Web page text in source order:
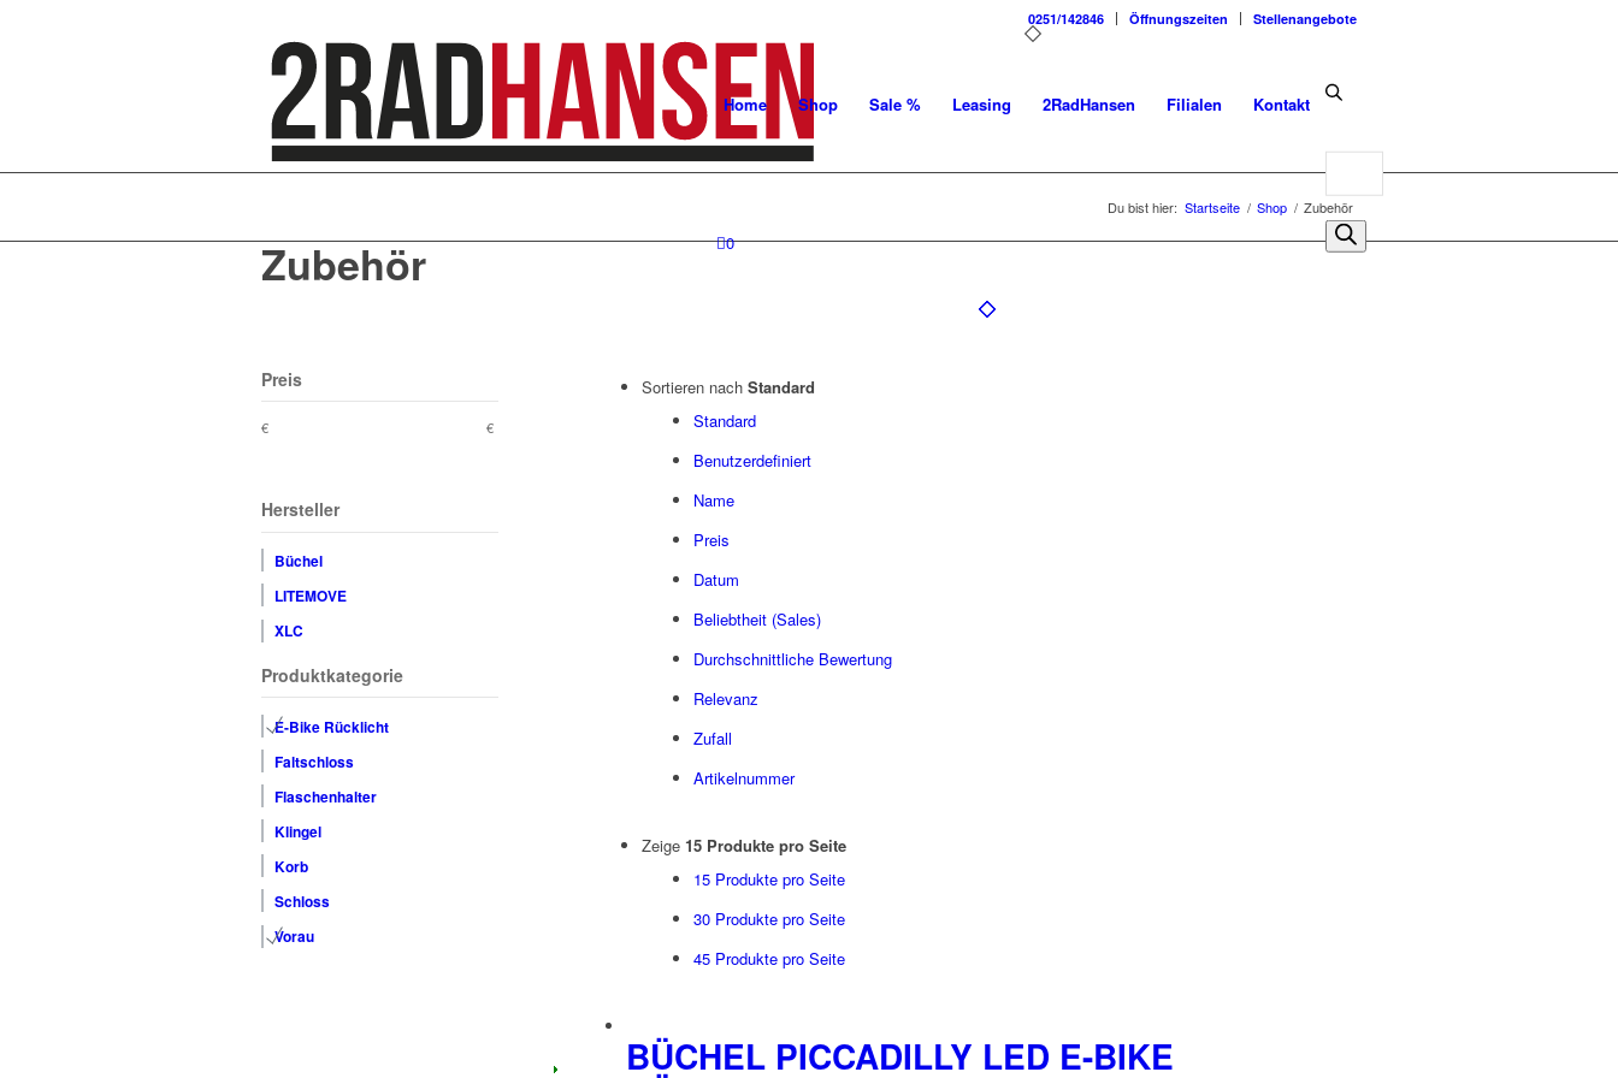
0251/142846 Öffnungszeiten Stellenangebote
Home Shop Sale % Leasing 2RadHansen Filialen Kontakt
Products
search
0
Du bist hier: Startseite / Shop / Zubehör
Zubehör
Sortieren nach Standard
Standard
Benutzerdefiniert
Name
Preis
Datum
Beliebtheit (Sales)
Durchschnittliche Bewertung
Relevanz
Zufall
Artikelnummer
Zeige 15 Produkte pro Seite
15 Produkte pro Seite
30 Produkte pro Seite
45 Produkte pro Seite
BÜCHEL PICCADILLY LED E-BIKE
Preis
€ €
Hersteller
Büchel
LITEMOVE
XLC
Produktkategorie
E-Bike Rücklicht
Faltschloss
Flaschenhalter
Klingel
Korb
Schloss
Vorau